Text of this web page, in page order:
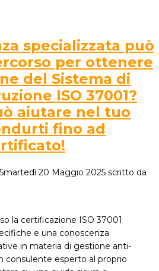
specializzata può
per ottenere
del Sistema di
ISO 37001?
aiutare nel tuo
fino ad
martedì 20 Maggio 2025 scritto da
la certificazione ISO 37001
e una conoscenza
in materia di gestione anti-
consulente esperto al proprio